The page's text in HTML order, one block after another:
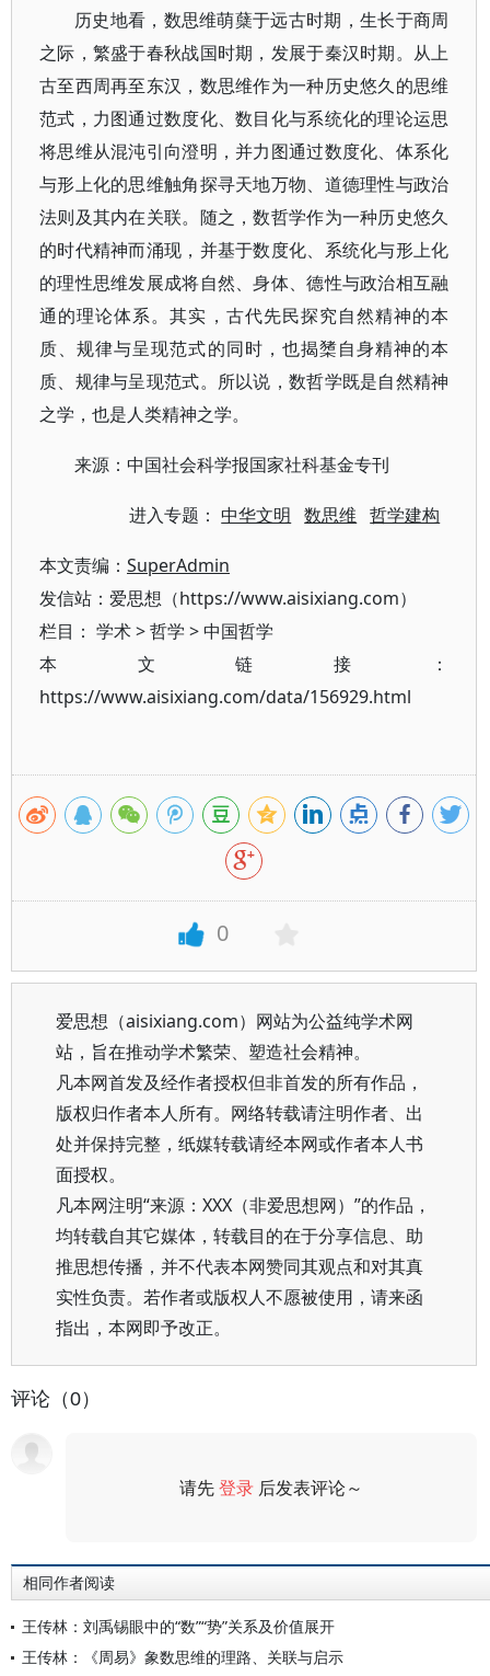
历史地看，数思维萌蘖于远古时期，生长于商周
之际，繁盛于春秋战国时期，发展于秦汉时期。从上
古至西周再至东汉，数思维作为一种历史悠久的思维
范式，力图通过数度化、数目化与系统化的理论运思
将思维从混沌引向澄明，并力图通过数度化、体系化
与形上化的思维触角探寻天地万物、道德理性与政治
法则及其内在关联。随之，数哲学作为一种历史悠久
的时代精神而涌现，并基于数度化、系统化与形上化
的理性思维发展成将自然、身体、德性与政治相互融
通的理论体系。其实，古代先民探究自然精神的本
质、规律与呈现范式的同时，也揭橥自身精神的本
质、规律与呈现范式。所以说，数哲学既是自然精神
之学，也是人类精神之学。
来源：中国社会科学报国家社科基金专刊
进入专题：中华文明 数思维 哲学建构
本文责编： SuperAdmin
发信站：爱思想（https://www.aisixiang.com）
栏目： 学术>哲学 >中国哲学
本文链接：
https://www.aisixiang.com/data/156929.html
0
爱思想（aisixiang.com）网站为公益纯学术网
站，旨在推动学术繁荣、塑造社会精神。
凡本网首发及经作者授权但非首发的所有作品，
版权归作者本人所有。网络转载请注明作者、出
处并保持完整，纸媒转载请经本网或作者本人书
面授权。
凡本网注明“来源：XXX（非爱思想网）”的作品，
均转载自其它媒体，转载目的在于分享信息、助
推思想传播，并不代表本网赞同其观点和对其真
实性负责。若作者或版权人不愿被使用，请来函
指出，本网即予改正。
评论（0）
请先登录 后发表评论～
相同作者阅读
王传林：刘禹锡眼中的“数”“势”关系及价值展开
王传林：《周易》象数思维的理路、关联与启示